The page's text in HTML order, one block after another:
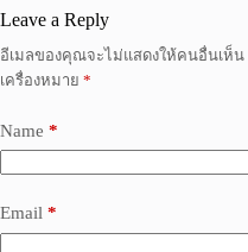
Leave a Reply
อีเมลของคุณจะไม่แสดงให้คนอื่นเห็น
เครื่องหมาย *
Name *
Email *